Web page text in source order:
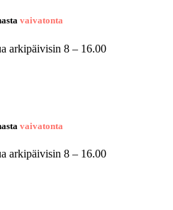
vaivatonta
arkipäivisin 8 – 16.00
vaivatonta
arkipäivisin 8 – 16.00